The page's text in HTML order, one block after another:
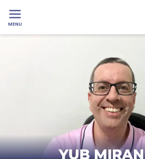
MENU
YUB